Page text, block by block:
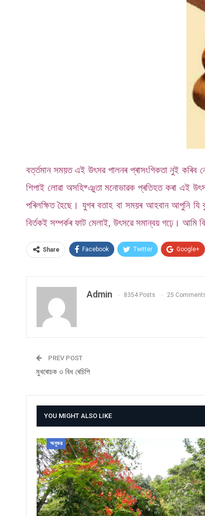
বৰ্ত্তমান সময়ত এই উৎসৱ পালনৰ প্ৰাসংগিকতা নুই কৰিব
শিপাই লোৱা অসহিষ্ঞুতা মনোভাৱক প্ৰতিহত কৰা এই
পৰিলক্ষিত হৈছে। যুগৰ বতাহ বা সময়ৰ আহবান আপুনি
বিৰ্তকই সম্পৰ্কৰ ফাট মেলাই, উৎসৱে সমান্বয় গঢ়ে।
Share Facebook Twitter Google+
Admin 8354 Posts 25
PREV POST
মুখৰোচক ৩ বিধ ৰেচিপি
YOU MIGHT ALSO LIKE
অনুভৱ